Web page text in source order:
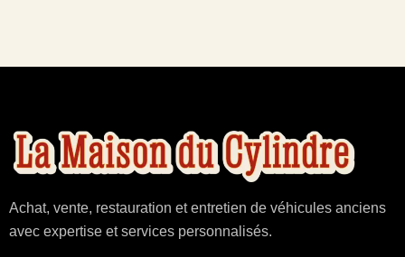
Achat, vente, restauration et entretien de véhicules anciens
avec expertise et services personnalisés.